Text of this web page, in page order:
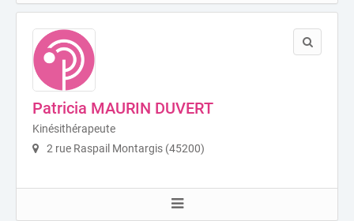
Patricia MAURIN DUVERT
Kinésithérapeute
2 rue Raspail Montargis (45200)